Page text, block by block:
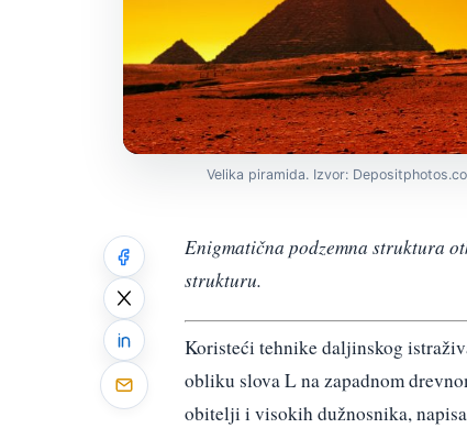
Velika piramida. Izvor:
Enigmatična podzemna struktura
strukturu.
Koristeći tehnike daljinskog
obliku slova L na zapadnom
obitelji i visokih dužnosnika,